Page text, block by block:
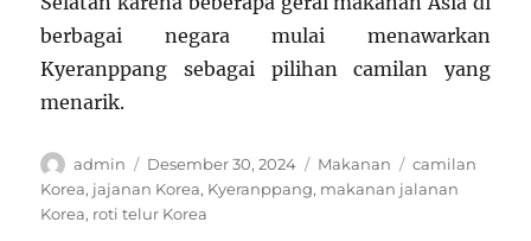
berbagai negara mulai menawarkan
Kyeranppang sebagai pilihan camilan yang
menarik.
Author
admin
Posted
on
Desember 30, 2024 Categories
Makanan Tags
camilan
Korea, jajanan Korea, Kyeranppang, makanan jalanan
Korea, roti telur Korea